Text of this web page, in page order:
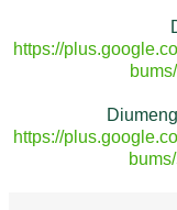
https://
https://